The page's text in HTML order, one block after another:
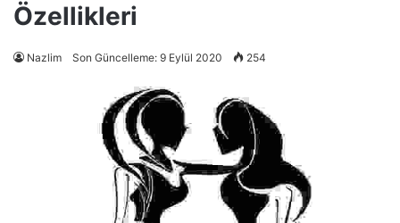
Özellikleri
Nazlim Son Güncelleme: 9 Eylül 2020 254